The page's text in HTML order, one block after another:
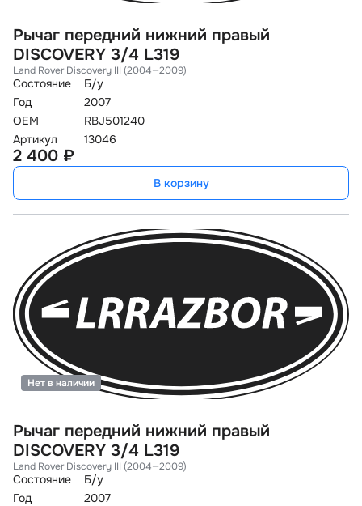
Рычаг передний нижний правый
DISCOVERY 3/4 L319
Land Rover Discovery III (2004—2009)
Состояние
Б/у
Год
2007
OEM
RBJ501240
Артикул
13046
2 400 ₽
В корзину
Рычаг передний нижний правый
DISCOVERY 3/4 L319
Land Rover Discovery III (2004—2009)
Состояние
Б/у
Год
2007
Нет в наличии